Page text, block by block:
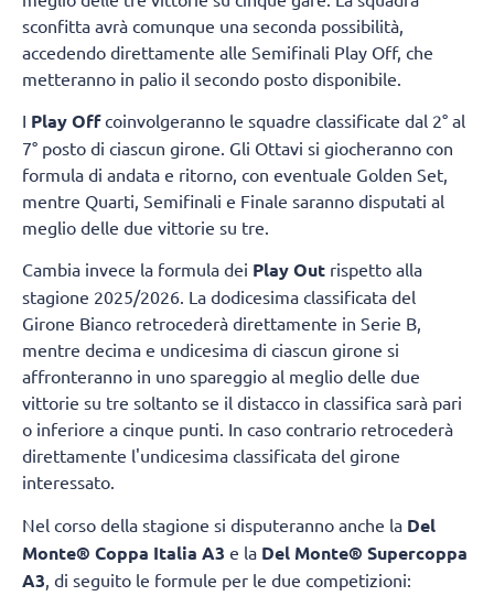
sconfitta avrà comunque una seconda possibilità,
accedendo direttamente alle Semifinali Play Off, che
metteranno in palio il secondo posto disponibile.
I Play Offcoinvolgeranno le squadre classificate dal 2° al
7° posto di ciascun girone. Gli Ottavi si giocheranno con
formula di andata e ritorno, con eventuale Golden Set,
mentre Quarti, Semifinali e Finale saranno disputati al
meglio delle due vittorie su tre.
Cambia invece la formula dei Play Out rispetto alla
stagione 2025/2026. La dodicesima classificata del
Girone Bianco retrocederà direttamente in Serie B,
mentre decima e undicesima di ciascun girone si
affronteranno in uno spareggio al meglio delle due
vittorie su tre soltanto se il distacco in classifica sarà pari
o inferiore a cinque punti. In caso contrario retrocederà
direttamente l'undicesima classificata del girone
interessato.
Nel corso della stagione si disputeranno anche la Del
Monte® Coppa Italia A3 e la Del Monte® Supercoppa
A3 , di seguito le formule per le due competizioni: